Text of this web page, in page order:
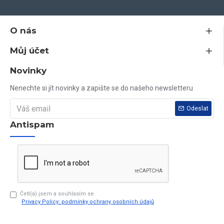
10 dnů.
Vaše dotazy rádi zodpovíme na tel. čísle 603 79 79 79
O nás
Můj účet
Novinky
Nenechte si jít novinky a zapište se do našeho newsletteru
Odeslat
Antispam
Četl(a) jsem a souhlasím se
Privacy Policy: podmínky ochrany osobních údajů